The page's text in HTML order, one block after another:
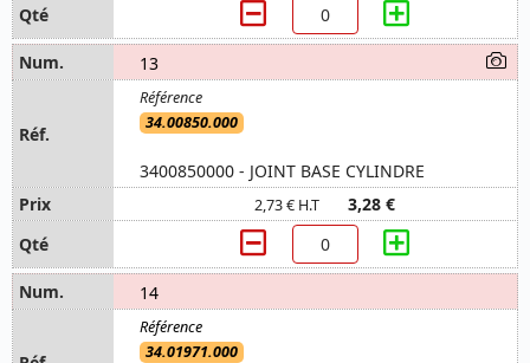
13
34.00850.000
3400850000 - JOINT BASE CYLINDRE
2,73 € H.T 3,28 €
14
34.01971.000